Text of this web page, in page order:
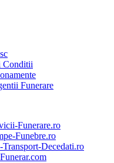
Conditii
Funerare
Funerare.ro
Funebre.ro
Transport-Decedati.ro